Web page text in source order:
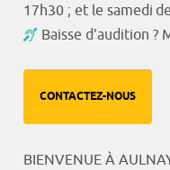
17h30 ; et le samedi
Baisse d'audition ?
CONTACTEZ-NOUS
BIENVENUE À